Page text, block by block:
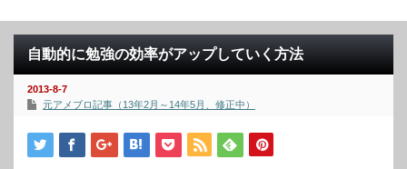
自動的に勉強の効率がアップしていく方法
2013-8-7
元アメブロ記事（13年2月～14年5月、修正中）